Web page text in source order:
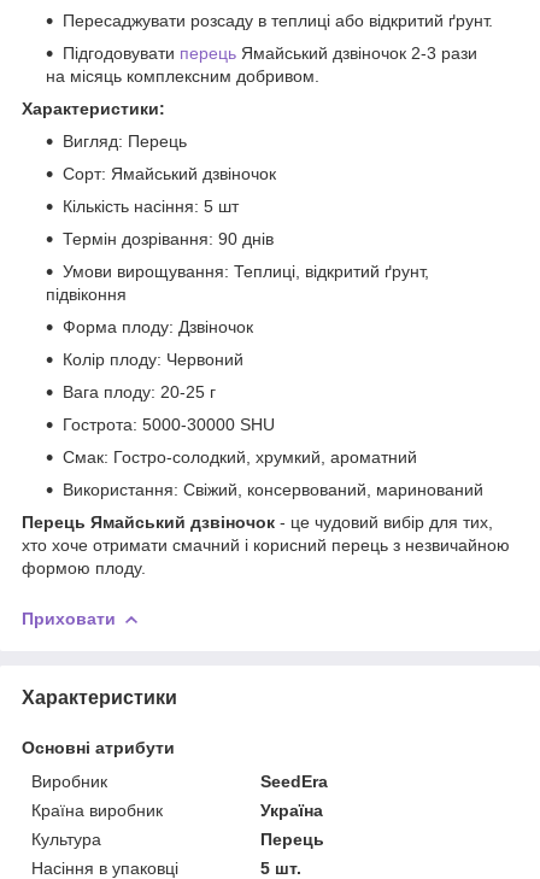
Пересаджувати розсаду в теплиці або відкритий ґрунт.
Підгодовувати перець Ямайський дзвіночок 2-3 рази
на місяць комплексним добривом.
Характеристики:
Вигляд: Перець
Сорт: Ямайський дзвіночок
Кількість насіння: 5 шт
Термін дозрівання: 90 днів
Умови вирощування: Теплиці, відкритий ґрунт,
підвіконня
Форма плоду: Дзвіночок
Колір плоду: Червоний
Вага плоду: 20-25 г
Гострота: 5000-30000 SHU
Смак: Гостро-солодкий, хрумкий, ароматний
Використання: Свіжий, консервований, маринований
Перець Ямайський дзвіночок - це чудовий вибір для тих,
хто хоче отримати смачний і корисний перець з незвичайною
формою плоду.
Приховати
Характеристики
Основні атрибути
Виробник
SeedEra
Країна виробник
Україна
Культура
Перець
Насіння в упаковці
5 шт.